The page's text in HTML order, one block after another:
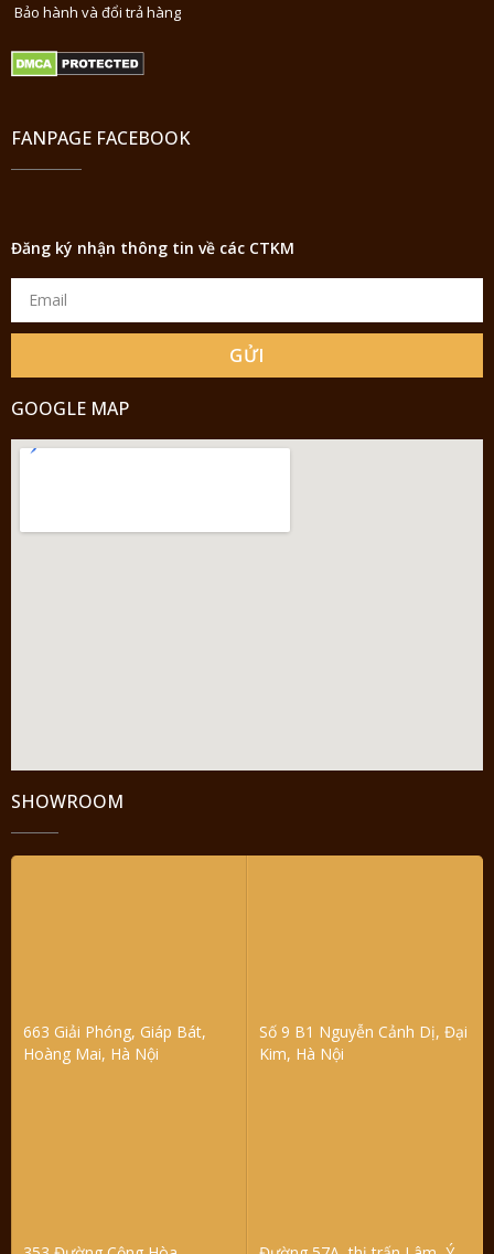
Bảo hành và đổi trả hàng
FANPAGE FACEBOOK
Đăng ký nhận thông tin về các CTKM
GỬI
GOOGLE MAP
SHOWROOM
663 Giải Phóng, Giáp Bát,
Hoàng Mai, Hà Nội
Số 9 B1 Nguyễn Cảnh Dị, Đại
Kim, Hà Nội